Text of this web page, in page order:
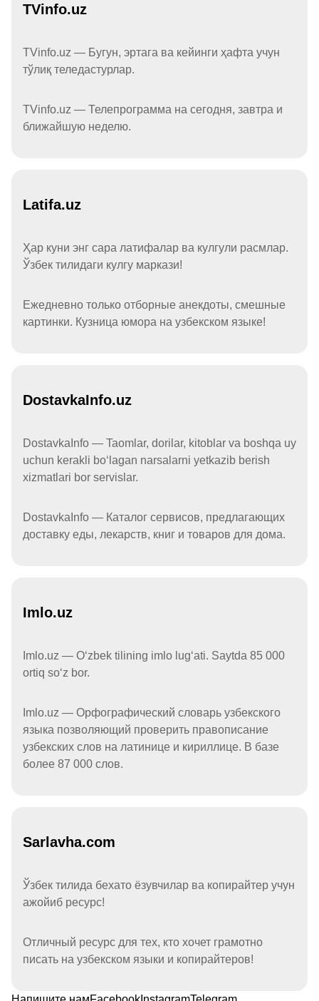
TVinfo.uz
TVinfo.uz — Бугун, эртага ва кейинги ҳафта учун
тўлиқ теледастурлар.
TVinfo.uz — Телепрограмма на сегодня, завтра и
ближайшую неделю.
Latifa.uz
Ҳар куни энг сара латифалар ва кулгули расмлар.
Ўзбек тилидаги кулгу маркази!
Ежедневно только отборные анекдоты, смешные
картинки. Кузница юмора на узбекском языке!
DostavkaInfo.uz
DostavkaInfo — Taomlar, dorilar, kitoblar va boshqa uy
uchun kerakli boʻlagan narsalarni yetkazib berish
xizmatlari bor servislar.
DostavkaInfo — Каталог сервисов, предлагающих
доставку еды, лекарств, книг и товаров для дома.
Imlo.uz
Imlo.uz — Oʻzbek tilining imlo lugʻati. Saytda 85 000
ortiq soʻz bor.
Imlo.uz — Орфографический словарь узбекского
языка позволяющий проверить правописание
узбекских слов на латинице и кириллице. В базе
более 87 000 слов.
Sarlavha.com
Ўзбек тилида бехато ёзувчилар ва копирайтер учун
ажойиб ресурс!
Отличный ресурс для тех, кто хочет грамотно
писать на узбекском языки и копирайтеров!